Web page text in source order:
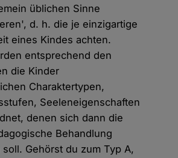
üblichen Sinne
d. h. die je einzigartige
eines Kindes achten.
entsprechend den
die Kinder
Charaktertypen,
Seeleneigenschaften
denen sich dann die
Behandlung
Gehörst du zum Typ A,